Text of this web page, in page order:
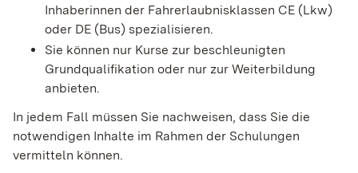
Inhaberinnen der Fahrerlaubnisklassen CE (Lkw)
oder DE (Bus) spezialisieren.
Sie können nur Kurse zur beschleunigten
Grundqualifikation oder nur zur Weiterbildung
anbieten.
In jedem Fall müssen Sie nachweisen, dass Sie die
notwendigen Inhalte im Rahmen der Schulungen
vermitteln können.